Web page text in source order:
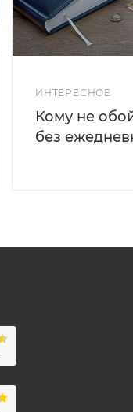
ИНТЕРЕСНОЕ
Кому не
без